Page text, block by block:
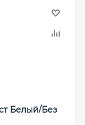
Белый/Без